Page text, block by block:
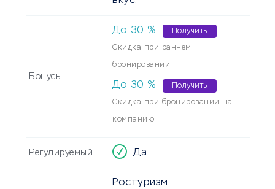
Бонусы
До 30 % Получить
Скидка при раннем
бронировании
До 30 % Получить
Скидка при бронировании на
компанию
Регулируемый Да
Ростуризм